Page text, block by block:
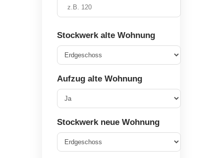
Stockwerk alte Wohnung
Aufzug alte Wohnung
Stockwerk neue Wohnung